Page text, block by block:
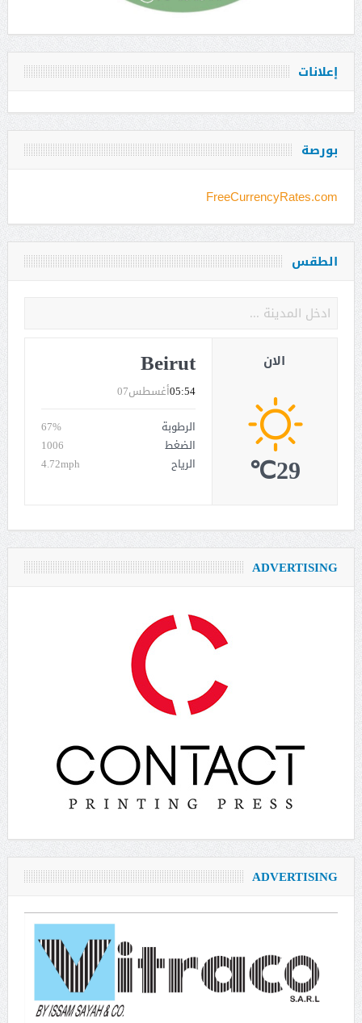
إعلانات
بورصة
FreeCurrencyRates.com
الطقس
Beirut
أغسطس0705:54
الرطوبة
67%
الضغط
1006
الرياح
4.72mph
الان
29℃
ADVERTISING
ADVERTISING